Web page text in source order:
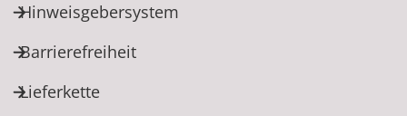
Hinweisgebersystem
Barrierefreiheit
Lieferkette